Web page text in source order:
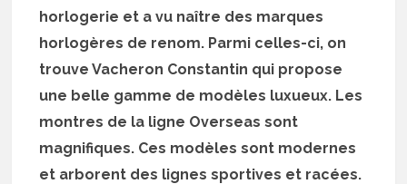
horlogerie et a vu naître des marques
horlogères de renom. Parmi celles-ci, on
trouve Vacheron Constantin qui propose
une belle gamme de modèles luxueux. Les
montres de la ligne Overseas sont
magnifiques. Ces modèles sont modernes
et arborent des lignes sportives et racées.